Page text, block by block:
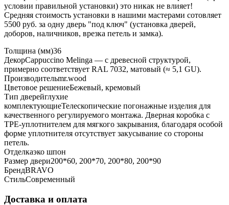
условии правильной установки) это никак не влияет!
Средняя стоимость установки в нашими мастерами сотовляет
5500 руб. за одну дверь "под ключ" (установка дверей,
доборов, наличников, врезка петель и замка).
Толщина (мм)36
ДекорCappuccino Melinga — с древесной структурой,
примерно соответствует RAL 7032, матовый (≈ 5,1 GU).
Производительmr.wood
Цветовое решениеБежевый, кремовый
Тип дверейглухие
комплектующиеТелескопические погонажные изделия для
качественного регулируемого монтажа. Дверная коробка с
TPE-уплотнителем для мягкого закрывания, благодаря особой
форме уплотнителя отсутствует закусывание со стороны
петель.
Отделкаэко шпон
Размер двери200*60, 200*70, 200*80, 200*90
БрендBRAVO
СтильСовременный
Доставка и оплата